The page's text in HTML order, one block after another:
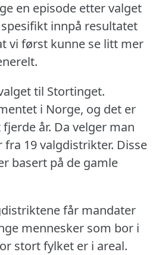
en episode etter valget
innpå resultatet
vi først kunne se litt mer
til Stortinget.
i Norge, og det er
år. Da velger man
fra 19 valgdistrikter. Disse
basert på de gamle
får mandater
mennesker som bor i
stort fylket er i areal.